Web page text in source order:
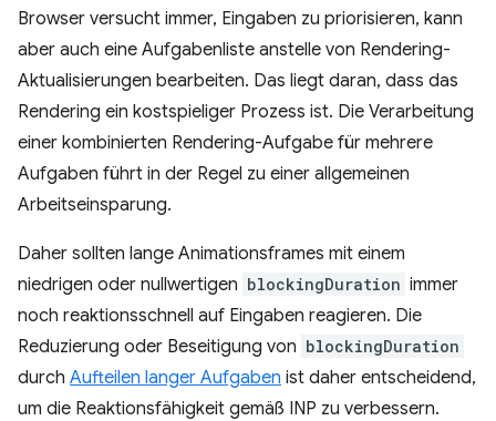
Browser versucht immer, Eingaben zu priorisieren, kann
aber auch eine Aufgabenliste anstelle von Rendering-
Aktualisierungen bearbeiten. Das liegt daran, dass das
Rendering ein kostspieliger Prozess ist. Die Verarbeitung
einer kombinierten Rendering-Aufgabe für mehrere
Aufgaben führt in der Regel zu einer allgemeinen
Arbeitseinsparung.
Daher sollten lange Animationsframes mit einem
niedrigen oder nullwertigen blockingDuration immer
noch reaktionsschnell auf Eingaben reagieren. Die
Reduzierung oder Beseitigung von blockingDuration
durch Aufteilen langer Aufgaben ist daher entscheidend,
um die Reaktionsfähigkeit gemäß INP zu verbessern.